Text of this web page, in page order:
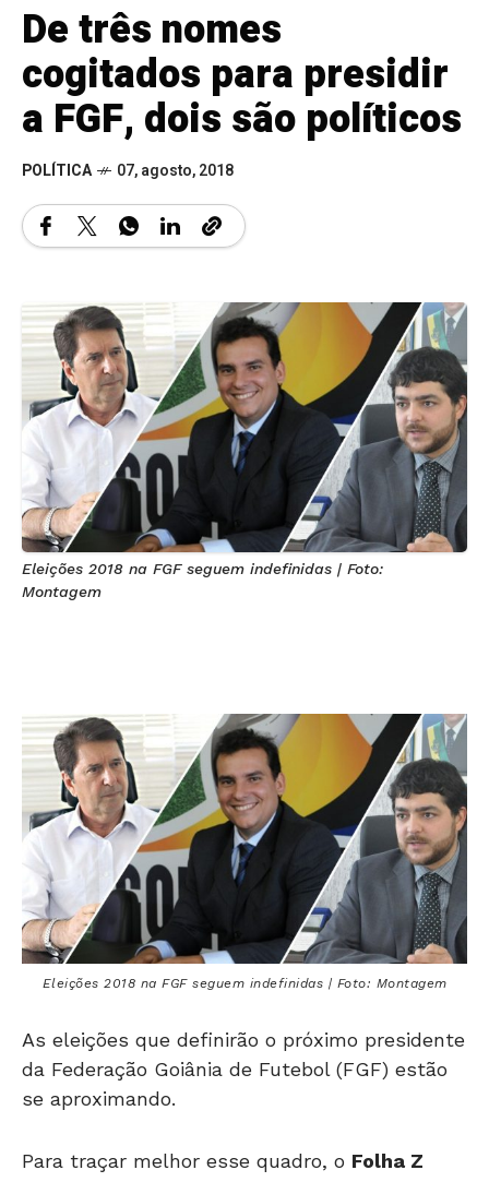
De três nomes
cogitados para presidir
a FGF, dois são políticos
POLÍTICA 07, agosto, 2018
Eleições 2018 na FGF seguem indefinidas | Foto:
Montagem
Eleições 2018 na FGF seguem indefinidas | Foto: Montagem
da Federação Goiânia de Futebol (FGF) estão
se aproximando.
conversou com os principais nomes